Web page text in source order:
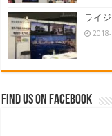
ライ
Find us on Facebook